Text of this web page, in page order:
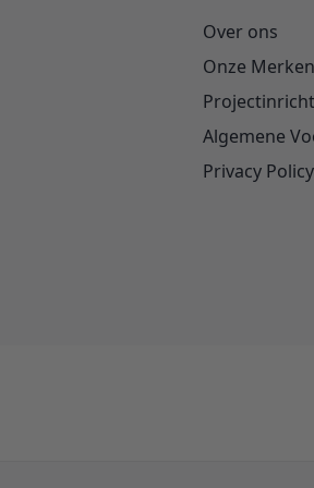
Over ons
Onze Merken
Algemene
Privacy Policy